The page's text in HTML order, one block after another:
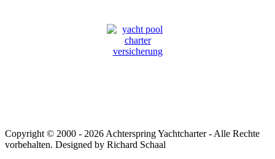
Copyright © 2000 - 2026 Achterspring Yachtcharter - Alle Rechte
vorbehalten. Designed by Richard Schaal